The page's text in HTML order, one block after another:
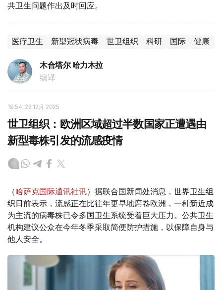
共卫生问题作出及时回应。
医疗卫生 新型冠状病毒 世卫组织 科研 国际 健康
木合塔尔 哈力木拉
编译
19:54, 22 12月 2025
世卫组织：欧洲区域超过半数国家正遭遇由
新型毒株引发的流感疫情
（哈萨克国际通讯社讯）据联合国新闻处消息，世界卫生组
织日前表示，流感正在比往年更早地席卷欧洲，一种新近成
为主流的病毒株已令多国卫生系统受着巨大压力。公共卫生
机构建议公众在今年冬季采取简便防护措施，以保障自身与
他人安全。